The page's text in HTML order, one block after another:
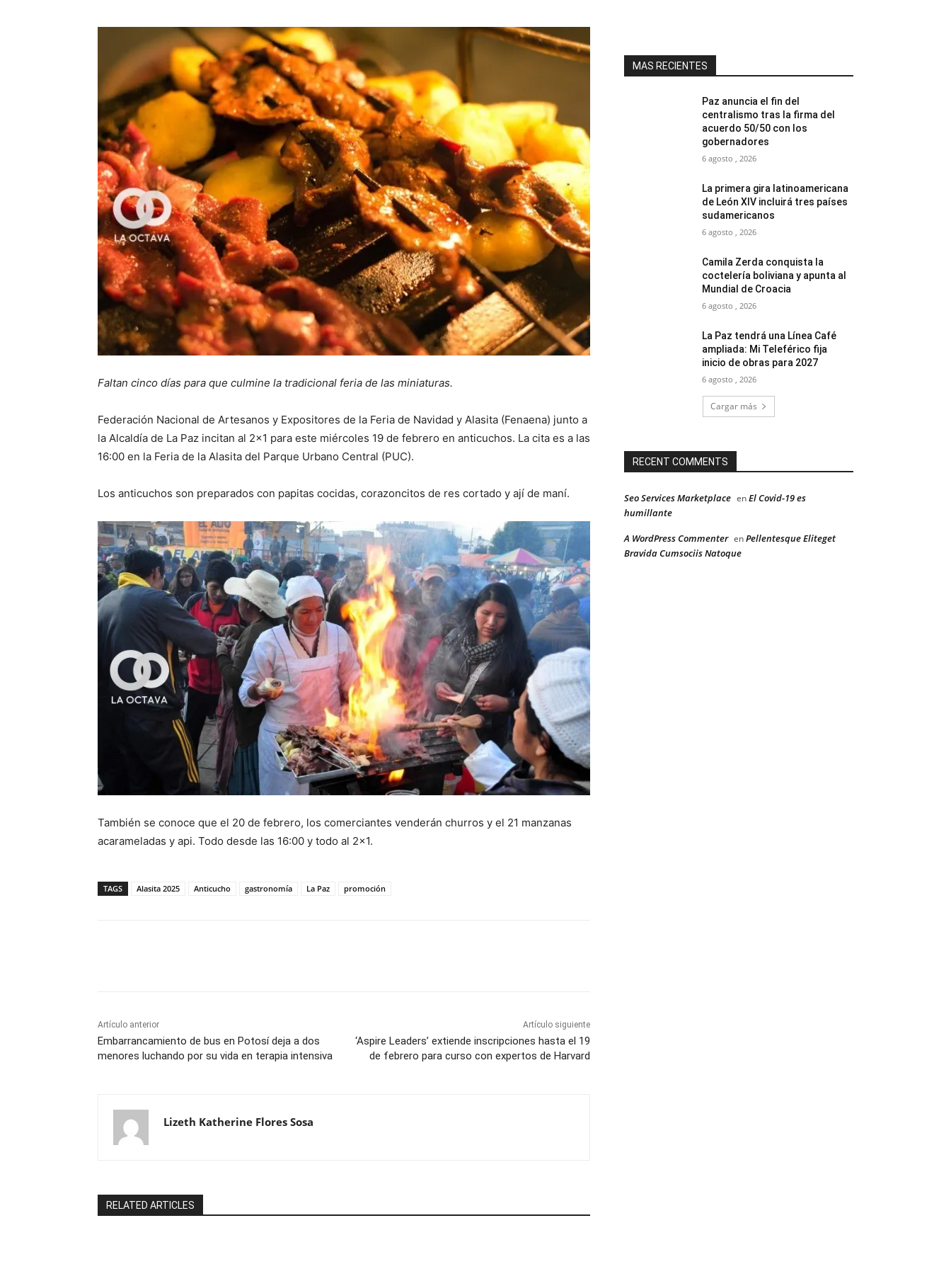
Faltan cinco días para que culmine la tradicional feria de las miniaturas.
Federación Nacional de Artesanos y Expositores de la Feria de Navidad y Alasita (Fenaena) junto a
la Alcaldía de La Paz incitan al 2×1 para este miércoles 19 de febrero en anticuchos. La cita es a las
16:00 en la Feria de la Alasita del Parque Urbano Central (PUC).
Los anticuchos son preparados con papitas cocidas, corazoncitos de res cortado y ají de maní.
También se conoce que el 20 de febrero, los comerciantes venderán churros y el 21 manzanas
acarameladas y api. Todo desde las 16:00 y todo al 2×1.
TAGS Alasita 2025 Anticucho gastronomía La Paz promoción
Artículo anterior
Embarrancamiento de bus en Potosí deja a dos
menores luchando por su vida en terapia intensiva
Artículo siguiente
‘Aspire Leaders’ extiende inscripciones hasta el 19
de febrero para curso con expertos de Harvard
Lizeth Katherine Flores Sosa
RELATED ARTICLES
MAS RECIENTES
Paz anuncia el fin del
centralismo tras la firma del
acuerdo 50/50 con los
gobernadores
6 agosto , 2026
La primera gira latinoamericana
de León XIV incluirá tres países
sudamericanos
6 agosto , 2026
Camila Zerda conquista la
coctelería boliviana y apunta al
Mundial de Croacia
6 agosto , 2026
La Paz tendrá una Línea Café
ampliada: Mi Teleférico fija
inicio de obras para 2027
6 agosto , 2026
Cargar más
RECENT COMMENTS
Seo Services Marketplace enEl Covid-19 es
humillante
A WordPress Commenter enPellentesque Eliteget
Bravida Cumsociis Natoque